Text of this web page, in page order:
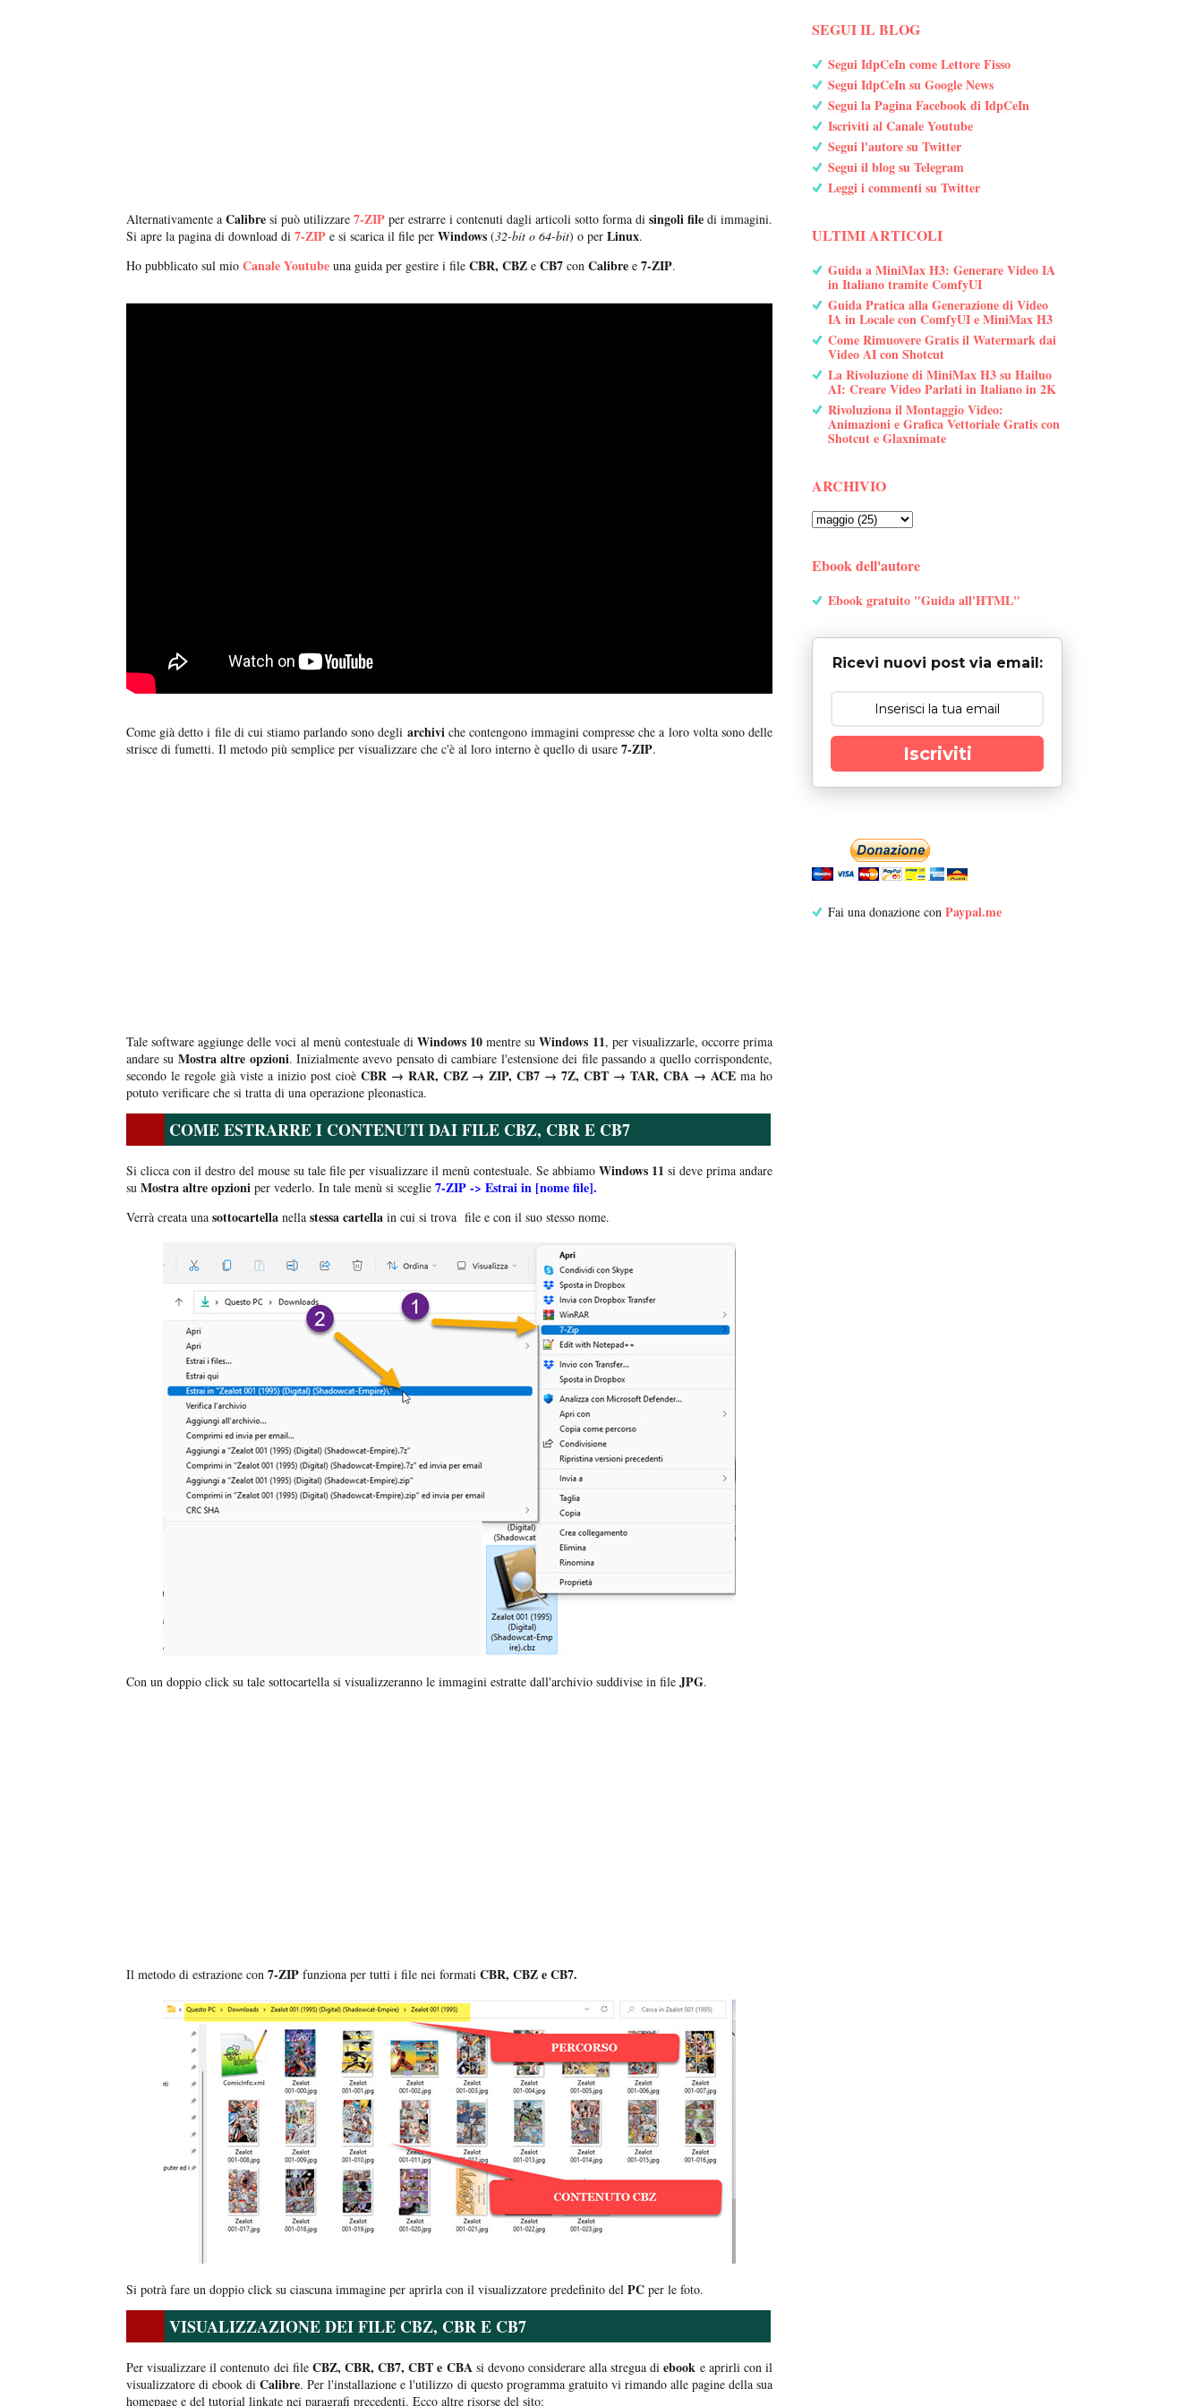
Alternativamente a Calibre si può utilizzare 7-ZIP per estrarre i contenuti dagli articoli sotto forma di singoli file di immagini.
Si apre la pagina di download di 7-ZIP e si scarica il file per Windows (32-bit o 64-bit) o per Linux.
Ho pubblicato sul mio Canale Youtube una guida per gestire i file CBR, CBZ e CB7 con Calibre e 7-ZIP.
Come già detto i file di cui stiamo parlando sono degli archivi che contengono immagini compresse che a loro volta sono delle
strisce di fumetti. Il metodo più semplice per visualizzare che c'è al loro interno è quello di usare 7-ZIP.
Tale software aggiunge delle voci al menù contestuale di Windows 10 mentre suWindows 11, per visualizzarle, occorre prima
andare su Mostra altre opzioni. Inizialmente avevo pensato di cambiare l'estensione dei file passando a quello corrispondente,
secondo le regole già viste a inizio post cioè CBR → RAR, CBZ → ZIP, CB7 → 7Z, CBT → TAR, CBA → ACE ma ho
potuto verificare che si tratta di una operazione pleonastica.
COME ESTRARRE I CONTENUTI DAI FILE CBZ, CBR E CB7
Si clicca con il destro del mouse su tale file per visualizzare il menù contestuale. Se abbiamo Windows 11 si deve prima andare
su Mostra altre opzioni per vederlo. In tale menù si sceglie 7-ZIP -> Estrai in [nome file].
Verrà creata una sottocartella nella stessa cartella in cui si trova file e con il suo stesso nome.
Con un doppio click su tale sottocartella si visualizzeranno le immagini estratte dall'archivio suddivise in file JPG.
Il metodo di estrazione con 7-ZIP funziona per tutti i file nei formati CBR, CBZ e CB7.
Si potrà fare un doppio click su ciascuna immagine per aprirla con il visualizzatore predefinito del PC per le foto.
VISUALIZZAZIONE DEI FILE CBZ, CBR E CB7
Per visualizzare il contenuto dei file CBZ, CBR, CB7, CBT e CBAsi devono considerare alla stregua di ebook e aprirli con il
visualizzatore di ebook diCalibre. Per l'installazione e l'utilizzo di questo programma gratuito vi rimando alle pagine della sua
homepage e del tutorial linkate nei paragrafi precedenti. Ecco altre risorse del sito:
SEGUI IL BLOG
Segui IdpCeIn come Lettore Fisso
Segui IdpCeIn su Google News
Segui la Pagina Facebook di IdpCeIn
Iscriviti al Canale Youtube
Segui l'autore su Twitter
Segui il blog su Telegram
Leggi i commenti su Twitter
ULTIMI ARTICOLI
Guida a MiniMax H3: Generare Video IA
in Italiano tramite ComfyUI
Guida Pratica alla Generazione di Video
IA in Locale con ComfyUI e MiniMax H3
Come Rimuovere Gratis il Watermark dai
Video AI con Shotcut
La Rivoluzione di MiniMax H3 su Hailuo
AI: Creare Video Parlati in Italiano in 2K
Rivoluziona il Montaggio Video:
Animazioni e Grafica Vettoriale Gratis con
Shotcut e Glaxnimate
ARCHIVIO
Ebook dell'autore
Ebook gratuito "Guida all'HTML"
Ricevi nuovi post via email:
Iscriviti
Fai una donazione con Paypal.me